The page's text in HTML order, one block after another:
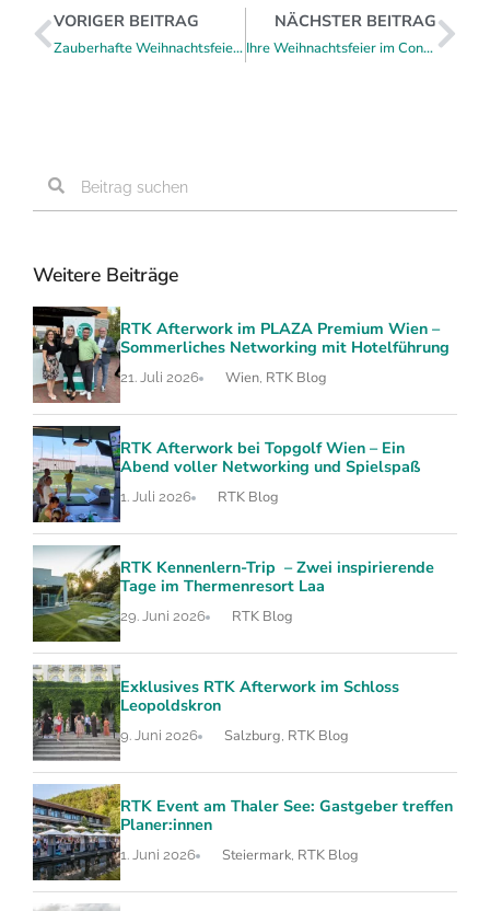
VORIGER BEITRAG
Zauberhafte Weihnachtsfeiern in der Krainerhütte
NÄCHSTER BEITRAG
Ihre Weihnachtsfeier im Congress Loipersdorf – für 30 bis 600 Gäste
Weitere Beiträge
RTK Afterwork im PLAZA Premium Wien –
Sommerliches Networking mit Hotelführung
21. Juli 2026 Wien RTK Blog
RTK Afterwork bei Topgolf Wien – Ein
Abend voller Networking und Spielspaß
1. Juli 2026 RTK Blog
RTK Kennenlern-Trip – Zwei inspirierende
Tage im Thermenresort Laa
29. Juni 2026 RTK Blog
Exklusives RTK Afterwork im Schloss
Leopoldskron
9. Juni 2026 Salzburg RTK Blog
RTK Event am Thaler See: Gastgeber treffen
Planer:innen
1. Juni 2026 Steiermark RTK Blog